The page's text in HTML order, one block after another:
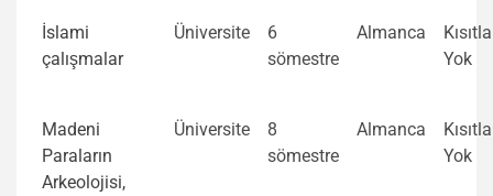
İslami
çalışmalar
Üniversite
6
sömestre
Almanca
Yok
Madeni
Paraların
Arkeolojisi,
Üniversite
8
sömestre
Almanca
Yok